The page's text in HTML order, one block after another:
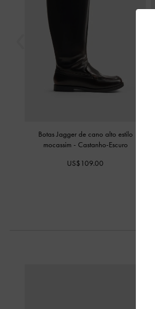
Botas Jagger de cano alto estilo
mocassim - Castanho-Escuro
US$109.00